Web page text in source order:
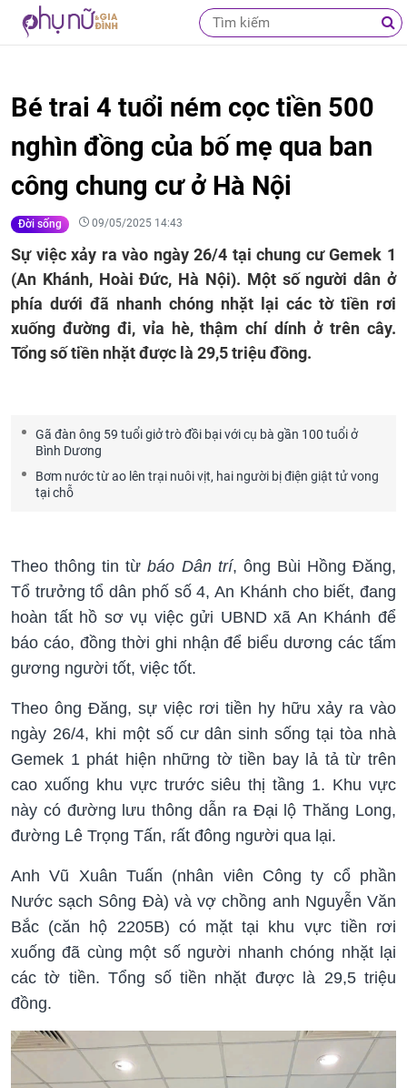
Bé trai 4 tuổi ném cọc tiền 500
nghìn đồng của bố mẹ qua ban
công chung cư ở Hà Nội
Đời sống 09/05/2025 14:43
Sự việc xảy ra vào ngày 26/4 tại chung cư Gemek 1
(An Khánh, Hoài Đức, Hà Nội). Một số người dân ở
phía dưới đã nhanh chóng nhặt lại các tờ tiền rơi
xuống đường đi, vỉa hè, thậm chí dính ở trên cây.
Tổng số tiền nhặt được là 29,5 triệu đồng.
Gã đàn ông 59 tuổi giở trò đồi bại với cụ bà gần 100 tuổi ở
Bình Dương
Bơm nước từ ao lên trại nuôi vịt, hai người bị điện giật tử vong
tại chỗ
Theo thông tin từbáo Dân trí, ông Bùi Hồng Đăng,
Tổ trưởng tổ dân phố số 4, An Khánh cho biết, đang
hoàn tất hồ sơ vụ việc gửi UBND xã An Khánh để
báo cáo, đồng thời ghi nhận để biểu dương các tấm
gương người tốt, việc tốt.
Theo ông Đăng, sự việc rơi tiền hy hữu xảy ra vào
ngày 26/4, khi một số cư dân sinh sống tại tòa nhà
Gemek 1 phát hiện những tờ tiền bay lả tả từ trên
cao xuống khu vực trước siêu thị tầng 1. Khu vực
này có đường lưu thông dẫn ra Đại lộ Thăng Long,
đường Lê Trọng Tấn, rất đông người qua lại.
Anh Vũ Xuân Tuấn (nhân viên Công ty cổ phần
Nước sạch Sông Đà) và vợ chồng anh Nguyễn Văn
Bắc (căn hộ 2205B) có mặt tại khu vực tiền rơi
xuống đã cùng một số người nhanh chóng nhặt lại
các tờ tiền. Tổng số tiền nhặt được là 29,5 triệu
đồng.